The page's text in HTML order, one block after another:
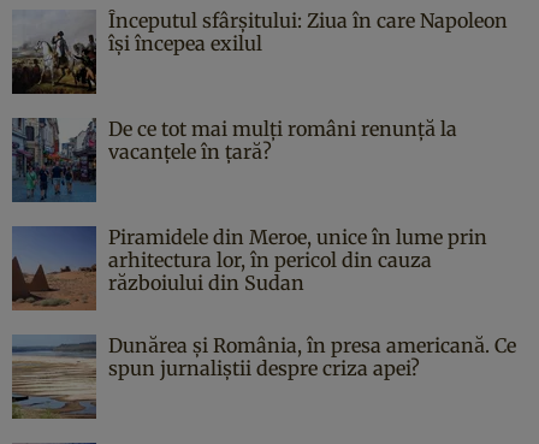
Începutul sfârşitului: Ziua în care Napoleon
îşi începea exilul
De ce tot mai mulți români renunță la
vacanțele în țară?
Piramidele din Meroe, unice în lume prin
arhitectura lor, în pericol din cauza
războiului din Sudan
Dunărea și România, în presa americană. Ce
spun jurnaliștii despre criza apei?